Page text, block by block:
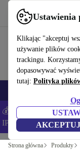
Ustawienia
Klikając "akceptuj
używanie plików
trackingu.
dopasowywać
tutaj: Polityka
Korzystaj z refurbed
💰Zaoszczędź
IPHONEDEAL –
Strona główna Produkty